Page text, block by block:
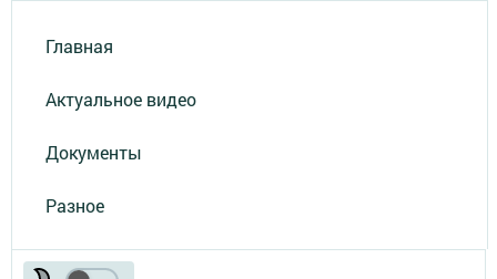
Главная
Актуальное видео
Документы
Разное